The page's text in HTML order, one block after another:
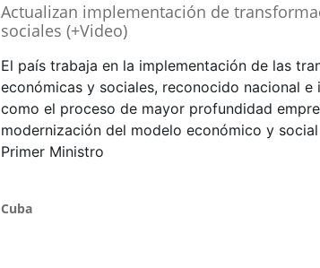
Actualizan implementación de
sociales (+Video)
El país trabaja en la implementación de las
económicas y sociales, reconocido nacional e
como el proceso de mayor profundidad
modernización del modelo económico y
Primer Ministro
Cuba